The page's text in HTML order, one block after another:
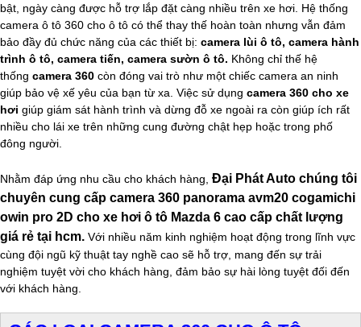
bật, ngày càng được hỗ trợ lắp đặt càng nhiều trên xe hơi. Hệ thống
camera ô tô 360 cho ô tô có thể thay thế hoàn toàn nhưng vẫn đảm
bảo đầy đủ chức năng của các thiết bị: camera lùi ô tô, camera hành
trình ô tô, camera tiến, camera sườn ô tô. Không chỉ thế hệ
thống camera 360 còn đóng vai trò như một chiếc camera an ninh
giúp bảo vệ xế yêu của bạn từ xa. Việc sử dụng camera 360 cho xe
hơi giúp giám sát hành trình và dừng đỗ xe ngoài ra còn giúp ích rất
nhiều cho lái xe trên những cung đường chật hẹp hoặc trong phố
đông người.
Nhằm đáp ứng nhu cầu cho khách hàng, Đại Phát Auto chúng tôi
chuyên cung cấp camera 360 panorama avm20 cogamichi
owin pro 2D cho xe hơi ô tô Mazda 6 cao cấp chất lượng
giá rẻ tại hcm. Với nhiều năm kinh nghiệm hoạt động trong lĩnh vực
cùng đội ngũ kỹ thuật tay nghề cao sẽ hỗ trợ, mang đến sự trải
nghiệm tuyệt vời cho khách hàng, đảm bảo sự hài lòng tuyệt đối đến
với khách hàng.